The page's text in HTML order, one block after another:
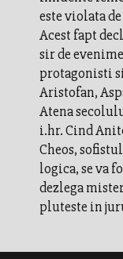
este violata
Acest fapt
sir de
protagonisti
Aristofan,
Atena
i.hr. Cind
Cheos,
logica, se va
dezlega
pluteste in